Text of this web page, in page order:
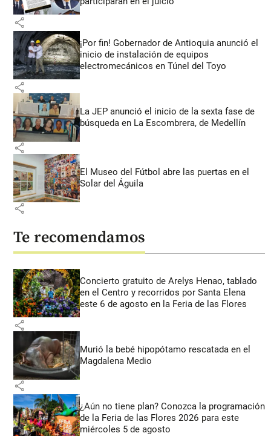
share
¡Por fin! Gobernador de Antioquia anunció el
inicio de instalación de equipos
electromecánicos en Túnel del Toyo
share
La JEP anunció el inicio de la sexta fase de
búsqueda en La Escombrera, de Medellín
share
El Museo del Fútbol abre las puertas en el
Solar del Águila
share
Te recomendamos
Concierto gratuito de Arelys Henao, tablado
en el Centro y recorridos por Santa Elena
este 6 de agosto en la Feria de las Flores
share
Murió la bebé hipopótamo rescatada en el
Magdalena Medio
share
¿Aún no tiene plan? Conozca la programación
de la Feria de las Flores 2026 para este
miércoles 5 de agosto